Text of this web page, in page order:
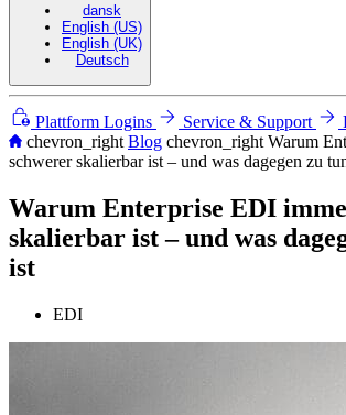
dansk
English (US)
English (UK)
Deutsch
Plattform Logins Service & Support
chevron_right Blog chevron_right Warum
schwerer skalierbar ist – und was dagegen zu
Warum Enterprise EDI
skalierbar ist – und was
ist
EDI